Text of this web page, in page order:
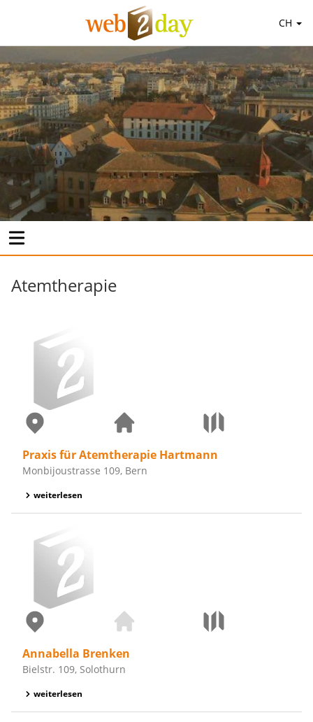
CH
Atemtherapie
Praxis für Atemtherapie Hartmann
Monbijoustrasse 109, Bern
weiterlesen
Annabella Brenken
Bielstr. 109, Solothurn
weiterlesen